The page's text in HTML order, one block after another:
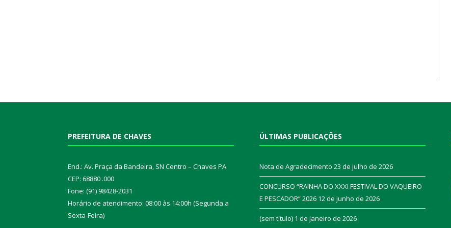
PREFEITURA DE CHAVES
End.: Av. Praça da Bandeira, SN Centro – Chaves PA
CEP: 68880 .000
Fone: (91) 98428-2031
Horário de atendimento: 08:00 às 14:00h (Segunda a
Sexta-Feira)
ÚLTIMAS PUBLICAÇÕES
Nota de Agradecimento 23 de julho de 2026
CONCURSO “RAINHA DO XXXI FESTIVAL DO VAQUEIRO
E PESCADOR” 2026 12 de junho de 2026
(sem título) 1 de janeiro de 2026